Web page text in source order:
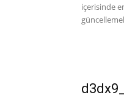
içerisinde